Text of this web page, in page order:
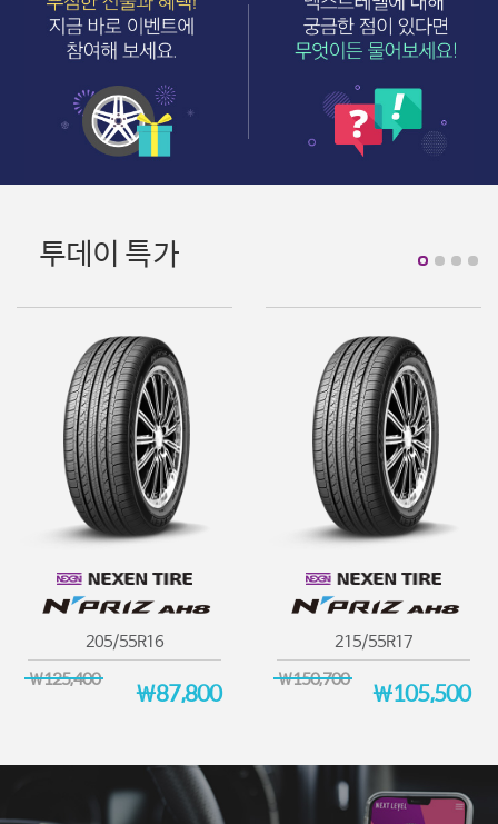
투데이 특가
205/55R16
￦125,400 ￦87,800
215/55R17
￦150,700 ￦105,500